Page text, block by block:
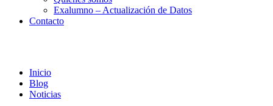
Exalumno – Actualización de Datos
Contacto
Inicio
Blog
Noticias